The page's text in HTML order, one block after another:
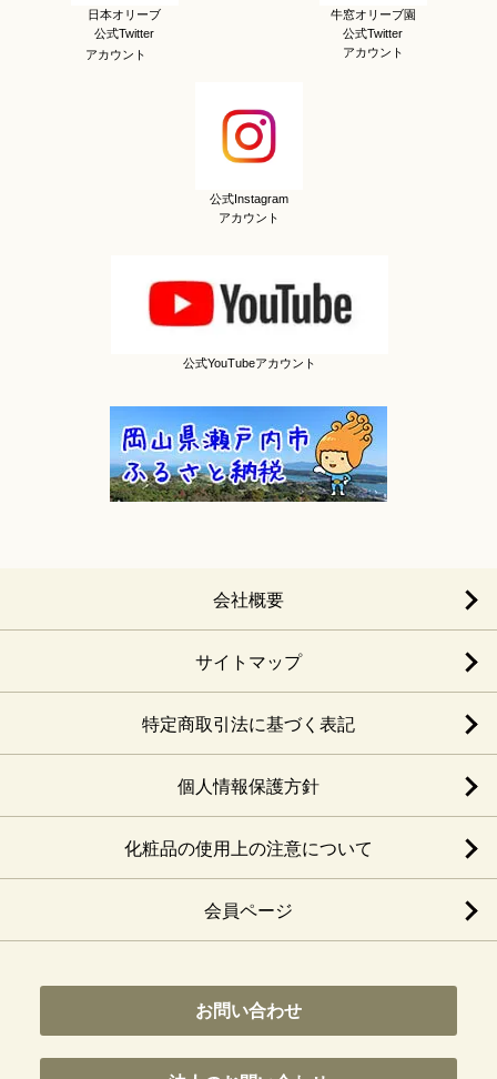
日本オリーブ
公式Twitter
アカウント
牛窓オリーブ園
公式Twitter
アカウント
公式Instagram
アカウント
公式YouTubeアカウント
会社概要
サイトマップ
特定商取引法に基づく表記
個人情報保護方針
化粧品の使用上の注意について
会員ページ
お問い合わせ